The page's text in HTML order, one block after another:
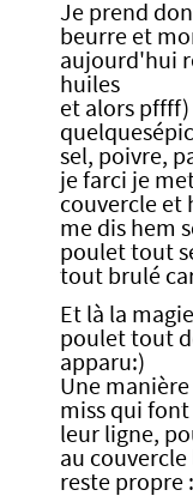
Je prend
beurre et
aujourd'hui
huiles
et alors
sel, poivre,
je farci je
couvercle et
me dis hem
poulet tout
tout brulé
Et là la
poulet tout
apparu:)
Une
miss qui
leur ligne,
au
reste propre